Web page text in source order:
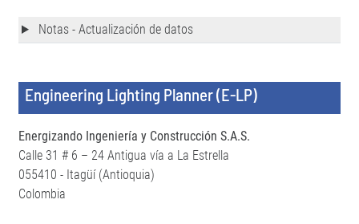
Notas - Actualización de datos
Engineering Lighting Planner (E-LP)
Energizando Ingeniería y Construcción S.A.S.
Calle 31 # 6 – 24 Antigua vía a La Estrella
055410 - Itagüí (Antioquia)
Colombia